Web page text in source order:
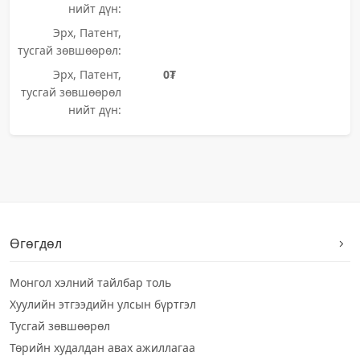
нийт дүн:
Эрх, Патент,
тусгай зөвшөөрөл:
Эрх, Патент,
тусгай зөвшөөрөл
нийт дүн:
0₮
Өгөгдөл
Монгол хэлний тайлбар толь
Хуулийн этгээдийн улсын бүртгэл
Тусгай зөвшөөрөл
Төрийн худалдан авах ажиллагаа